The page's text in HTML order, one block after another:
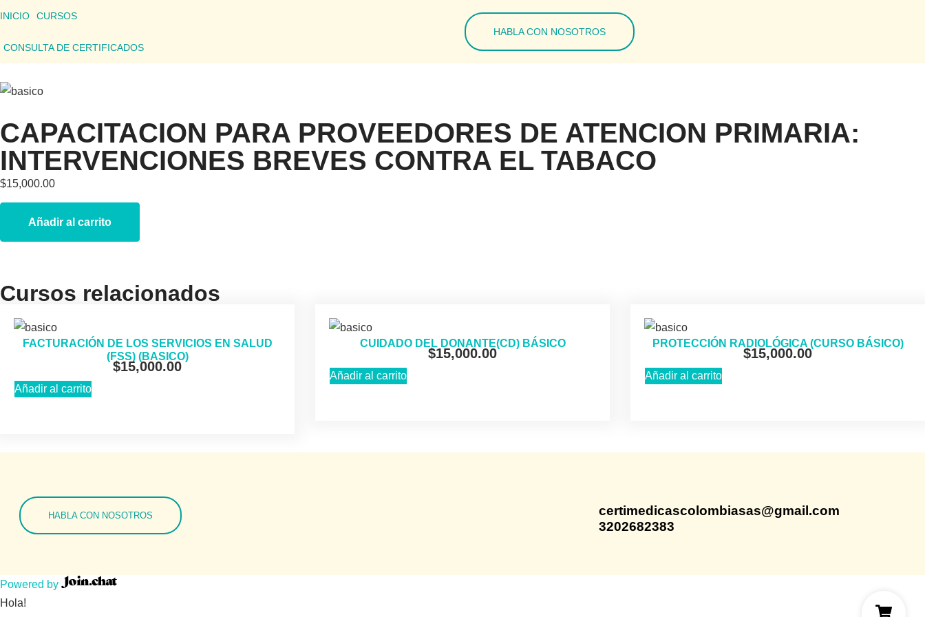
INICIO CURSOS
CONSULTA DE CERTIFICADOS
HABLA CON NOSOTROS
CAPACITACION PARA PROVEEDORES DE ATENCION PRIMARIA:
INTERVENCIONES BREVES CONTRA EL TABACO
$15,000.00
Añadir al carrito
Cursos relacionados
FACTURACIÓN DE LOS SERVICIOS EN SALUD
(FSS) (BASICO)
$15,000.00
Añadir al carrito
CUIDADO DEL DONANTE(CD) BÁSICO
$15,000.00
Añadir al carrito
PROTECCIÓN RADIOLÓGICA (CURSO BÁSICO)
$15,000.00
Añadir al carrito
HABLA CON NOSOTROS
certimedicascolombiasas@gmail.com
3202682383
Powered by
Hola!